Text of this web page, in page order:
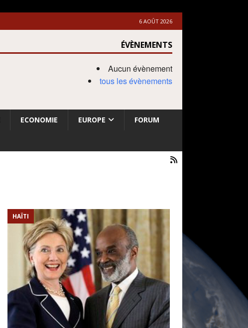
6 AOÛT 2026
ÉVÈNEMENTS
Aucun évènement
tous les évènements
ECONOMIE EUROPE FORUM
HAÏTI